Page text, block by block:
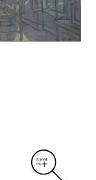
FUSAINS